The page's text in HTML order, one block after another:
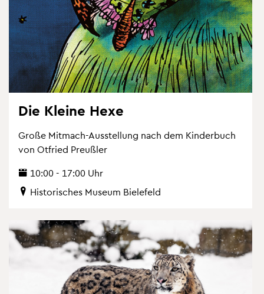
Die Klei­ne Hexe
Große Mit­mach-Aus­stel­lung nach dem Kin­der­buch
von Ot­fried Preu­ß­ler
10:00 - 17:00 Uhr
His­to­ri­sches Mu­se­um Bie­le­feld